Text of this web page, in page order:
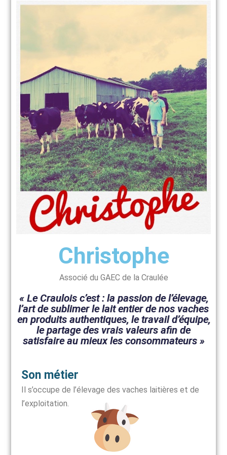
Christophe
Associé du GAEC de la Craulée
« Le Craulois c’est : la passion de l’élevage,
l’art de sublimer le lait entier de nos vaches
en produits authentiques, le travail d’équipe,
le partage des vrais valeurs afin de
satisfaire au mieux les consommateurs »
Son métier
Il s’occupe de l’élevage des vaches laitières et de
l’exploitation.